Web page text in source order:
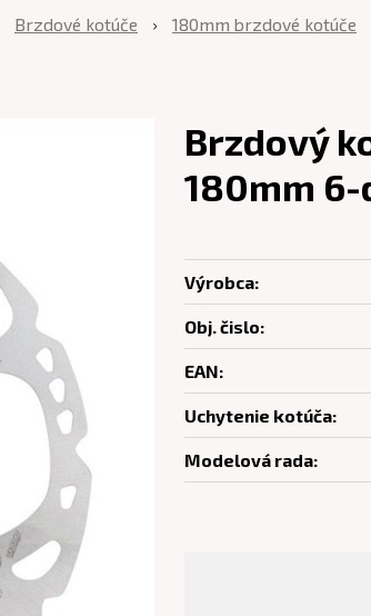
Brzdové kotúče 180mm brzdové kotúče
Brzdový
180mm 6-
Výrobca:
Obj. čislo:
EAN:
Uchytenie kotúča:
Modelová rada: